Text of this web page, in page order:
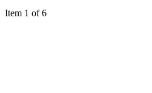
Item 1 of 6